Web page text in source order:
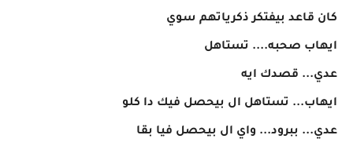
كان قاعد بيفتكر ذكرياتهم سوي
ايهاب صحبه.... تستاهل
عدي... قصدك ايه
ايهاب... تستاهل ال بيحصل فيك دا كلو
عدي... ببرود... واي ال بيحصل فيا بقا